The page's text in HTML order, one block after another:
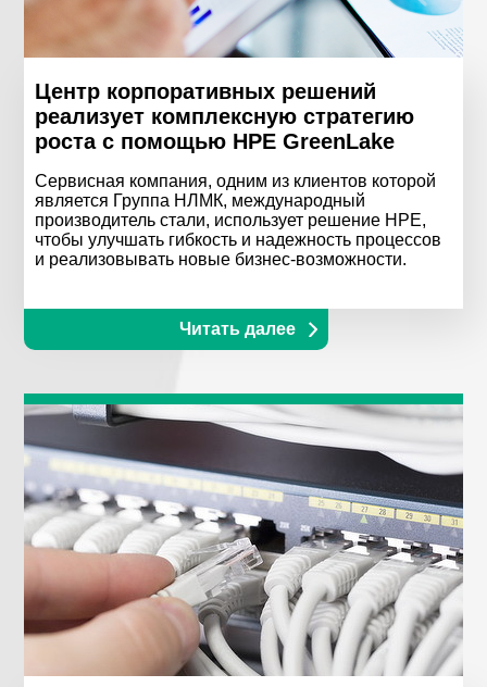
Центр корпоративных решений
реализует комплексную стратегию
роста с помощью HPE GreenLake
Сервисная компания, одним из клиентов которой
является Группа НЛМК, международный
производитель стали, использует решение HPE,
чтобы улучшать гибкость и надежность процессов
и реализовывать новые бизнес-возможности.
Читать далее